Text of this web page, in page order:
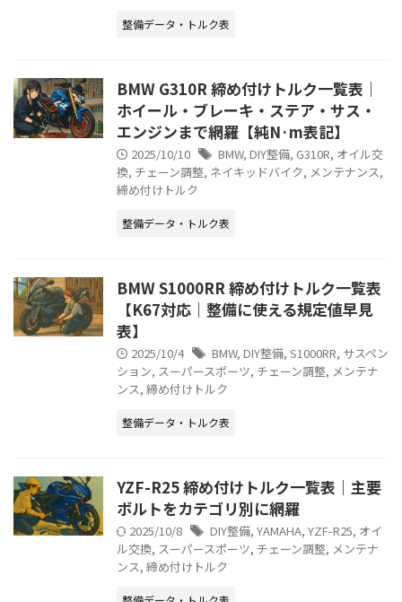
整備データ・トルク表
BMW G310R 締め付けトルク一覧表｜
ホイール・ブレーキ・ステア・サス・
エンジンまで網羅【純N·m表記】
2025/10/10 BMW, DIY整備, G310R, オイル交
換, チェーン調整, ネイキッドバイク, メンテナンス,
締め付けトルク
整備データ・トルク表
BMW S1000RR 締め付けトルク一覧表
【K67対応｜整備に使える規定値早見
表】
2025/10/4 BMW, DIY整備, S1000RR, サスペン
ション, スーパースポーツ, チェーン調整, メンテナ
ンス, 締め付けトルク
整備データ・トルク表
YZF-R25 締め付けトルク一覧表｜主要
ボルトをカテゴリ別に網羅
2025/10/8 DIY整備, YAMAHA, YZF-R25, オイ
ル交換, スーパースポーツ, チェーン調整, メンテナ
ンス, 締め付けトルク